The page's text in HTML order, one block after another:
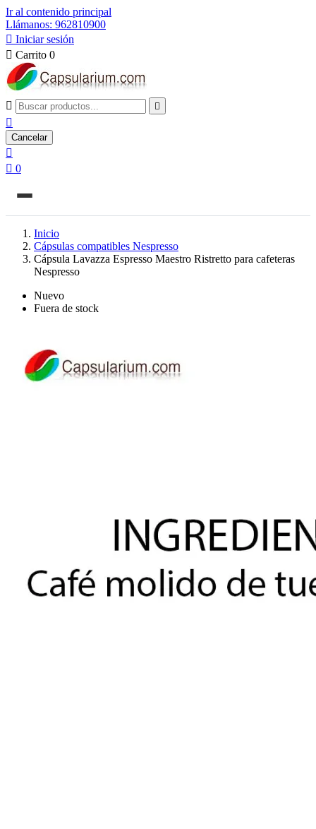
Ir al contenido principal
Llámanos: 962810900
 Iniciar sesión
 Carrito 0
 

Cancelar

 0
Inicio
Cápsulas compatibles Nespresso
Cápsula Lavazza Espresso Maestro Ristretto para cafeteras
Nespresso
Nuevo
Fuera de stock